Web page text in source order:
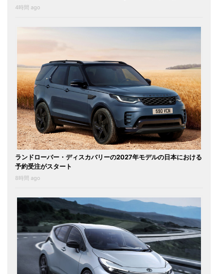
4時間 ago
ランドローバー・ディスカバリーの2027年モデルの日本における
予約受注がスタート
8時間 ago